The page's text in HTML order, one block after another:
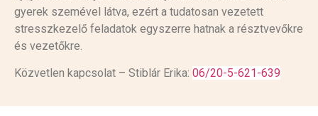
gyerek szemével látva, ezért a tudatosan vezetett
stresszkezelő feladatok egyszerre hatnak a résztvevőkre
és vezetőkre.
Közvetlen kapcsolat – Stiblár Erika: 06/20-5-621-639